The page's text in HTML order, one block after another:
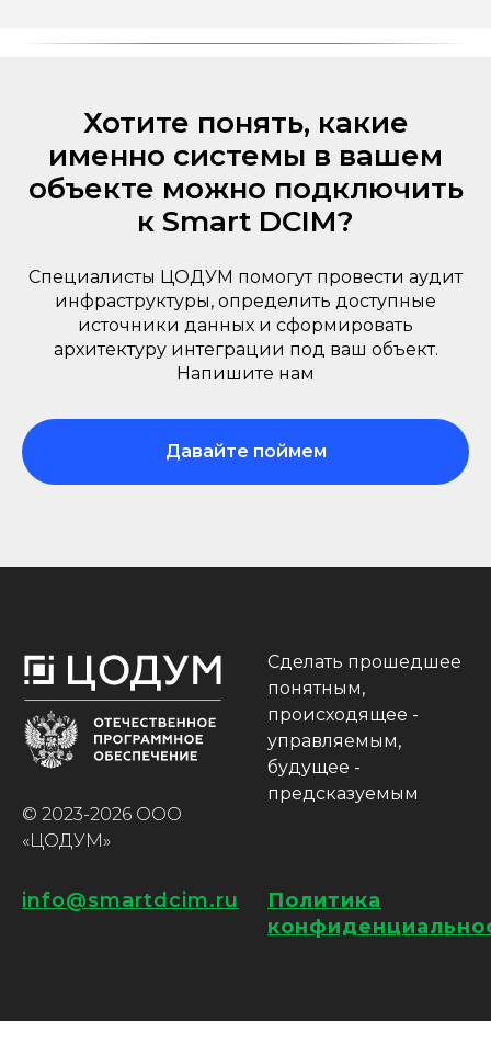
Хотите понять, какие
именно системы в вашем
объекте можно подключить
к Smart DCIM?
Специалисты ЦОДУМ помогут провести аудит
инфраструктуры, определить доступные
источники данных и сформировать
архитектуру интеграции под ваш объект.
Напишите нам
Давайте поймем
© 2023-2026 ООО
«ЦОДУМ»
Сделать прошедшее
понятным,
происходящее -
управляемым,
будущее -
предсказуемым
info@smartdcim.ru
Политика